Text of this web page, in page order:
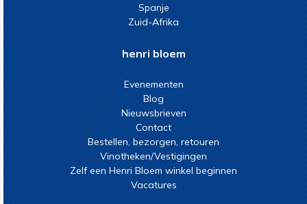
Spanje
Zuid-Afrika
henri bloem
Evenementen
Blog
Nieuwsbrieven
Contact
Bestellen, bezorgen, retouren
Vinotheken/Vestigingen
Zelf een Henri Bloem winkel beginnen
Vacatures